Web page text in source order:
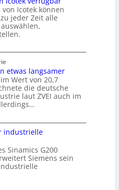
Icotek können
jeder Zeit alle
etwas langsamer
Wert von 20,7
die deutsche
laut ZVEI auch im
industrielle
Sinamics G200
Siemens sein